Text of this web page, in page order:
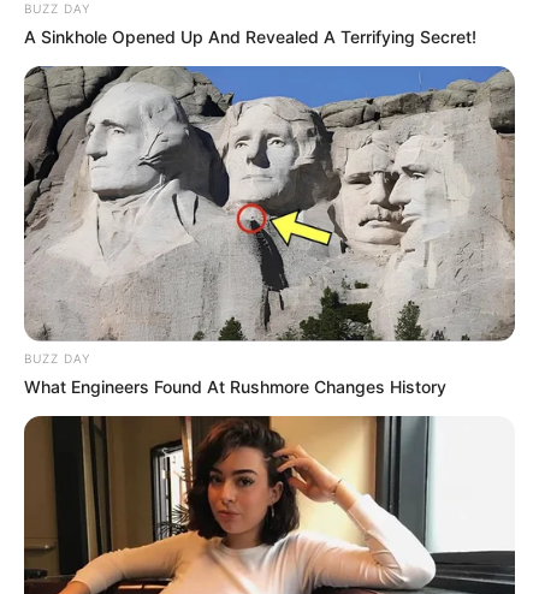
FunBiathlon - Kindergeburtstag mit Biathlon – Hier
erlebst du mit deinen Geburtstagsgästen
ausgelassen Spaß und echte Spannung. Sowohl
Indoor als auch Outdoor ist das Equipment in kurzer
Zeit aufgebaut und es kann losgehen. Biathlon, das
bedeutet Laserlichtschießen auf Zielmodule und das
hat nichts mit kriegerischen Ballerspielen zu tun,
sondern ist ein humorvolles, sportliches Event. Es ist
absolut ungefährlich und geräuschlos! Informationen
unter
http://www.geofun-info.de/index.html.
Eingetragen von GeoFun.
FunBalls - Kindergeburtstag mit Bubble Soccer –
Sporthallen, etc. (die Kosten für die Anmietung
dieser Locations sind nicht in unseren Preisen
enthalten) oder Outdoor, wie auf Bolz- oder
Sportflächen (Rasen/Kunstrasen) oder Tartanbelag,
sofern die Nutzung der Flächen erlaubt ist, könnt ihr
den Spaß erleben. Das richtige um mit Lust sich
auspowern, Dampf ablassen oder mal so richtig
BUZZ DAY
A Sinkhole Opened Up And Revealed A Terrifying Secret!
BUZZ DAY
What Engineers Found At Rushmore Changes History